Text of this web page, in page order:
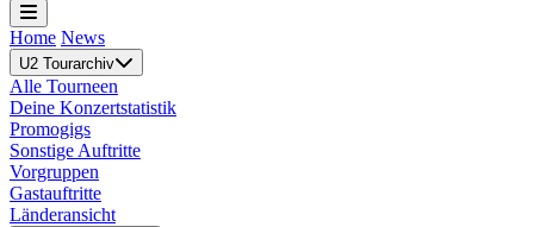
Home News
U2 Tourarchiv
Alle Tourneen
Deine Konzertstatistik
Promogigs
Sonstige Auftritte
Vorgruppen
Gastauftritte
Länderansicht